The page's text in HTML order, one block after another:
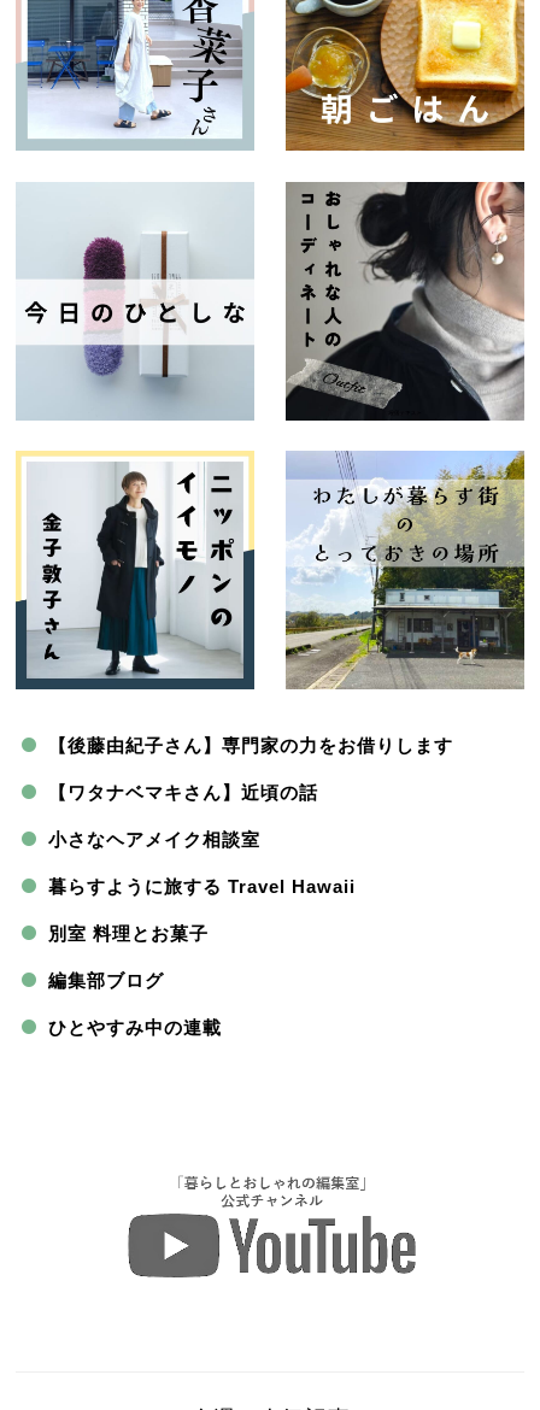
【後藤由紀子さん】専門家の力をお借りします
【ワタナベマキさん】近頃の話
小さなヘアメイク相談室
暮らすように旅する Travel Hawaii
別室 料理とお菓子
編集部ブログ
ひとやすみ中の連載